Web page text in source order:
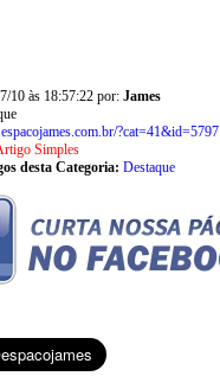
10 às 18:57:22 por: James
?cat=41&id=5797
Simples
desta Categoria: Destaque